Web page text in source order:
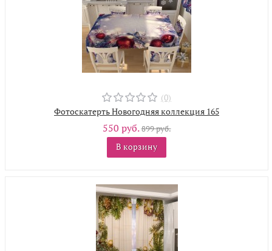
(0)
Фотоскатерть Новогодняя коллекция 165
550 руб.899 руб.
В корзину